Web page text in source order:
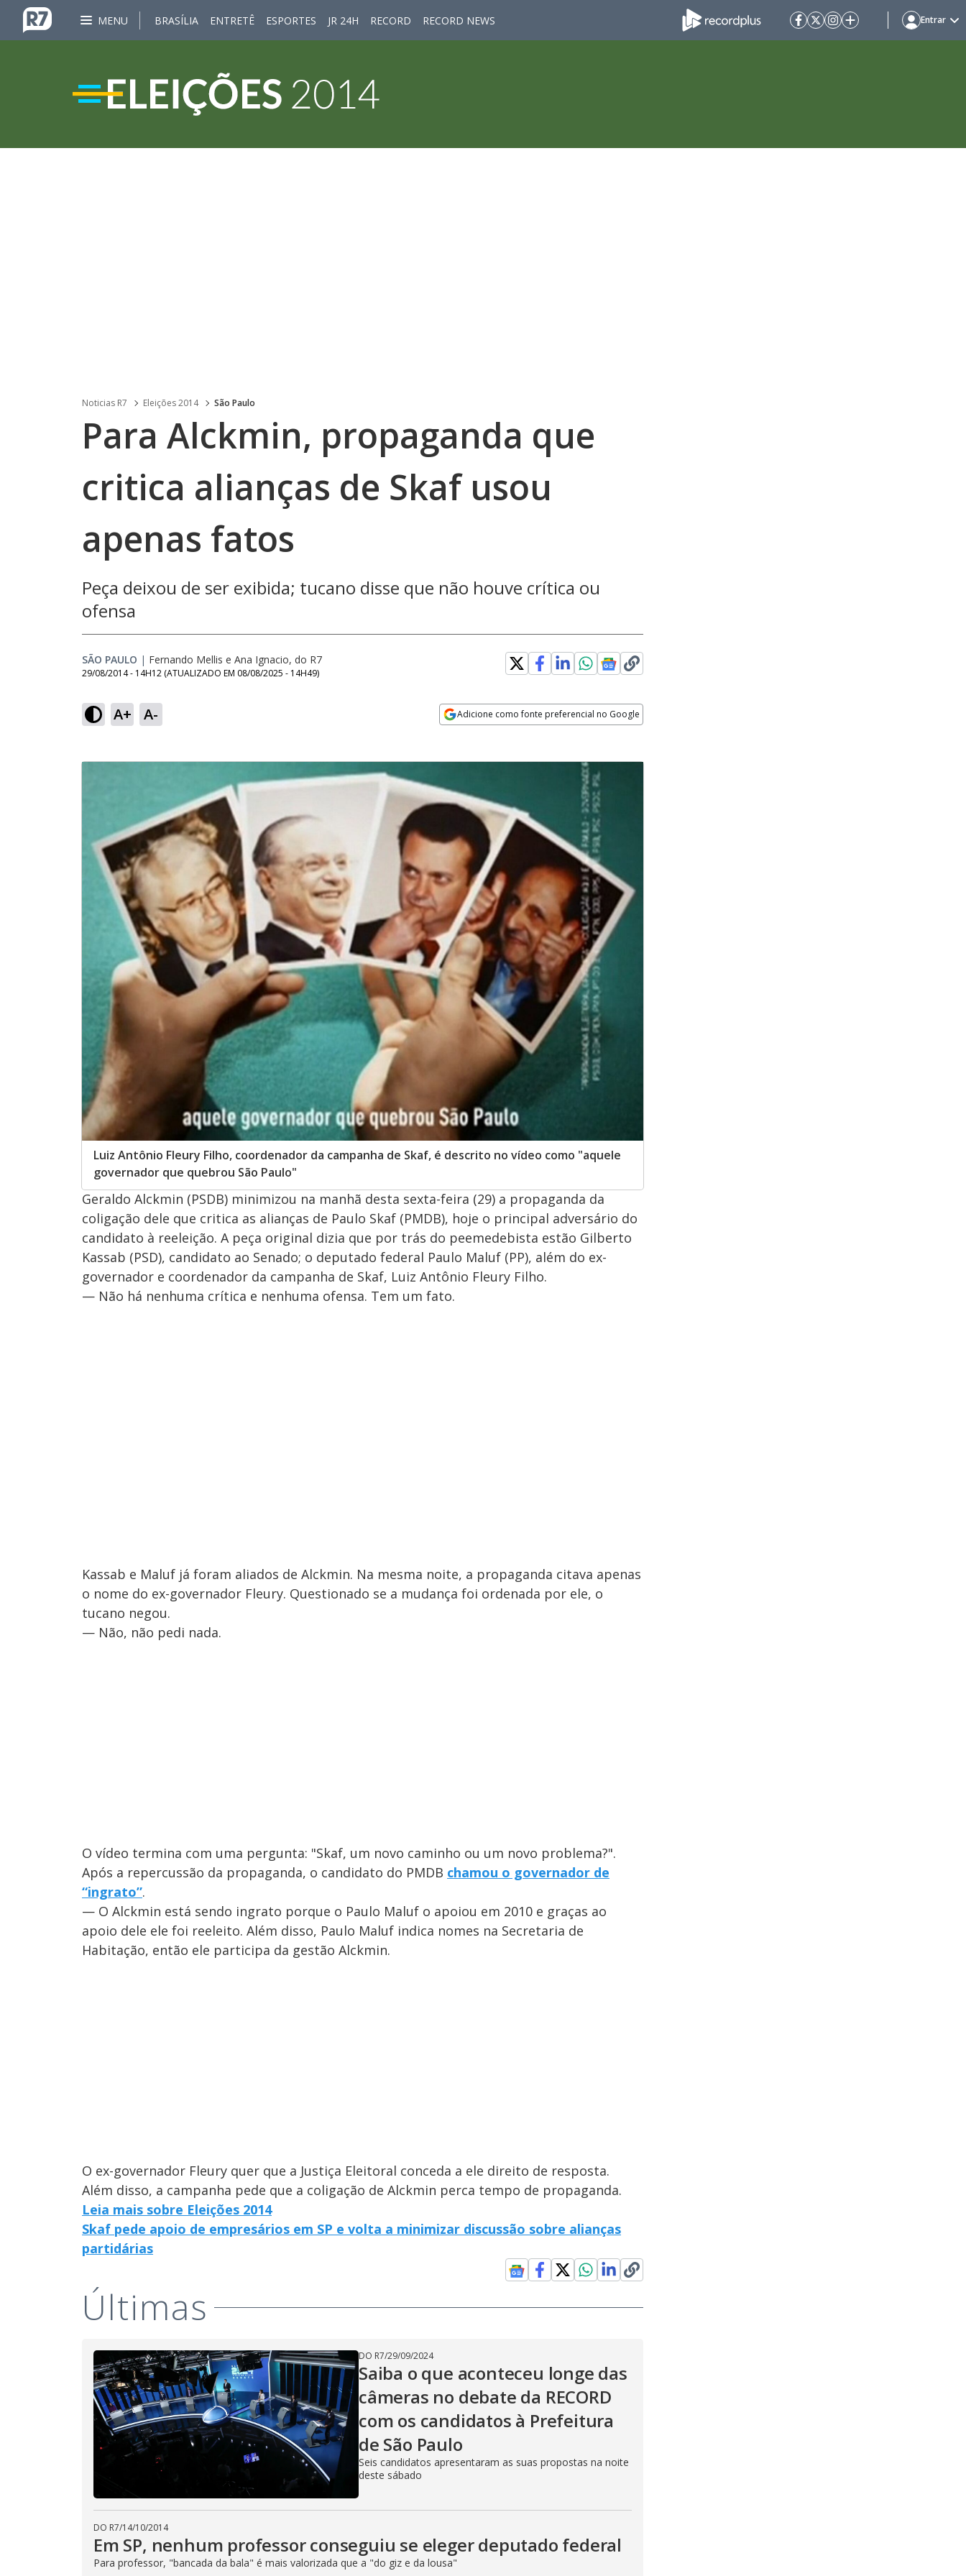
MENU BRASÍLIA ENTRETÊ ESPORTES JR 24H RECORD RECORD NEWS Entrar
Noticias R7 Eleições 2014 São Paulo
Para Alckmin, propaganda que
critica alianças de Skaf usou
apenas fatos
Peça deixou de ser exibida; tucano disse que não houve crítica ou
ofensa
SÃO PAULO | Fernando Mellis e Ana Ignacio, do R7
29/08/2014 - 14H12 (ATUALIZADO EM 08/08/2025 - 14H49)
A+ A- Adicione como fonte preferencial no Google
Luiz Antônio Fleury Filho, coordenador da campanha de Skaf, é descrito no vídeo como "aquele
governador que quebrou São Paulo"
Geraldo Alckmin (PSDB) minimizou na manhã desta sexta-feira (29) a propaganda da
coligação dele que critica as alianças de Paulo Skaf (PMDB), hoje o principal adversário do
candidato à reeleição. A peça original dizia que por trás do peemedebista estão Gilberto
Kassab (PSD), candidato ao Senado; o deputado federal Paulo Maluf (PP), além do ex-
governador e coordenador da campanha de Skaf, Luiz Antônio Fleury Filho.
— Não há nenhuma crítica e nenhuma ofensa. Tem um fato.
Kassab e Maluf já foram aliados de Alckmin. Na mesma noite, a propaganda citava apenas
o nome do ex-governador Fleury. Questionado se a mudança foi ordenada por ele, o
tucano negou.
— Não, não pedi nada.
O vídeo termina com uma pergunta: "Skaf, um novo caminho ou um novo problema?".
Após a repercussão da propaganda, o candidato do PMDB chamou o governador de
“ingrato”.
— O Alckmin está sendo ingrato porque o Paulo Maluf o apoiou em 2010 e graças ao
apoio dele ele foi reeleito. Além disso, Paulo Maluf indica nomes na Secretaria de
Habitação, então ele participa da gestão Alckmin.
O ex-governador Fleury quer que a Justiça Eleitoral conceda a ele direito de resposta.
Além disso, a campanha pede que a coligação de Alckmin perca tempo de propaganda.
Leia mais sobre Eleições 2014
Skaf pede apoio de empresários em SP e volta a minimizar discussão sobre alianças
partidárias
Últimas
DO R7/29/09/2024
Saiba o que aconteceu longe das
câmeras no debate da RECORD
com os candidatos à Prefeitura
de São Paulo
Seis candidatos apresentaram as suas propostas na noite
deste sábado
DO R7/14/10/2014
Em SP, nenhum professor conseguiu se eleger deputado federal
Para professor, "bancada da bala" é mais valorizada que a "do giz e da lousa"